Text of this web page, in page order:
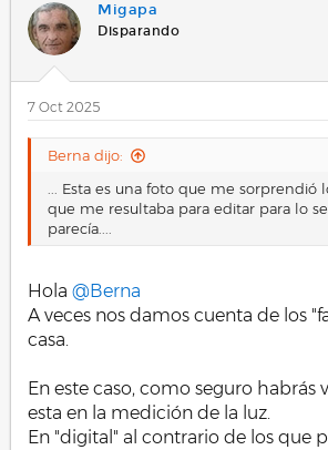
Se podría hacer un trabajo más fino,
tratar las capas con más precisión,
ha quedado clara.
Este seria el resultado....
Ver el archivo adjunto 25806
Y esta la comparación del antes y
Ver el archivo adjunto 25807
Un saludo
PD Revelado con Lightroom.
Migapa
Disparando
7 Oct 2025
Berna dijo:
... Esta es una foto que me sorprendió
que me resultaba para editar para lo
parecía....
Hola @Berna
A veces nos damos cuenta de los
casa.
En este caso, como seguro habrás
esta en la medición de la luz.
En "digital" al contrario de los que